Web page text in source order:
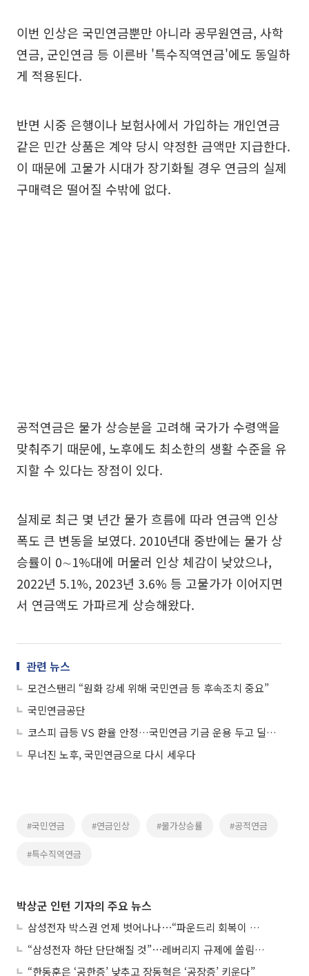
이번 인상은 국민연금뿐만 아니라 공무원연금, 사학
연금, 군인연금 등 이른바 '특수직역연금'에도 동일하
게 적용된다.
반면 시중 은행이나 보험사에서 가입하는 개인연금
같은 민간 상품은 계약 당시 약정한 금액만 지급한다.
이 때문에 고물가 시대가 장기화될 경우 연금의 실제
구매력은 떨어질 수밖에 없다.
공적연금은 물가 상승분을 고려해 국가가 수령액을
맞춰주기 때문에, 노후에도 최소한의 생활 수준을 유
지할 수 있다는 장점이 있다.
실제로 최근 몇 년간 물가 흐름에 따라 연금액 인상
폭도 큰 변동을 보였다. 2010년대 중반에는 물가 상
승률이 0∼1%대에 머물러 인상 체감이 낮았으나,
2022년 5.1%, 2023년 3.6% 등 고물가가 이어지면
서 연금액도 가파르게 상승해왔다.
관련 뉴스
모건스탠리 “원화 강세 위해 국민연금 등 후속조치 중요”
국민연금공단
코스피 급등 VS 환율 안정…국민연금 기금 운용 두고 딜레마
무너진 노후, 국민연금으로 다시 세우다
#국민연금 #연금인상 #물가상승률 #공적연금
#특수직역연금
박상군 인턴 기자의 주요 뉴스
삼성전자 박스권 언제 벗어나나⋯“파운드리 회복이 관건”
“삼성전자 하단 단단해질 것”⋯레버리지 규제에 쏠림 완화
“한동훈은 ‘공한증’ 낮추고 장동혁은 ‘공장증’ 키운다”